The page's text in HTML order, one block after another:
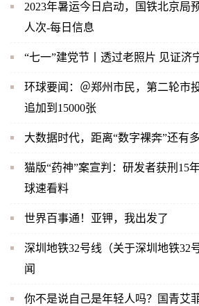
2023年暑运今日启动，国铁北京局
人次-每日信息
“七一”建党节丨透过老照片 见证济
环球要闻：＠郑州市民，第二轮市
追加到15000张
大数据时代，距离“数字裸奔”还有
猫版“药神”案宣判：研发者获刑15
球速看料
世界百事通！亚钾，我出发了
深圳地铁32号线（关于深圳地铁32
闻
你不是说自己是年轻人吗？国青艾